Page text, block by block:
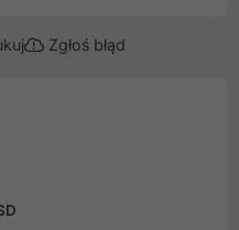
Zgłoś błąd